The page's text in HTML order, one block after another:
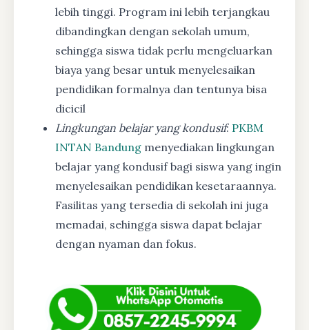
lebih tinggi. Program ini lebih terjangkau
dibandingkan dengan sekolah umum,
sehingga siswa tidak perlu mengeluarkan
biaya yang besar untuk menyelesaikan
pendidikan formalnya dan tentunya bisa
dicicil
Lingkungan belajar yang kondusif: PKBM
INTAN Bandung menyediakan lingkungan
belajar yang kondusif bagi siswa yang ingin
menyelesaikan pendidikan kesetaraannya.
Fasilitas yang tersedia di sekolah ini juga
memadai, sehingga siswa dapat belajar
dengan nyaman dan fokus.